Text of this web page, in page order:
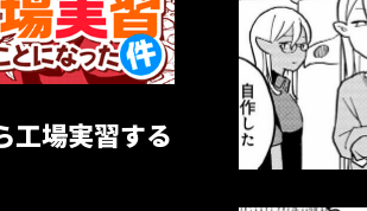
工場実習する